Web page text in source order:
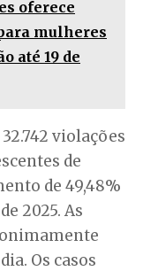
oferece
mulheres
até 19 de
violações
de
de 49,48%
2025. As
Os casos